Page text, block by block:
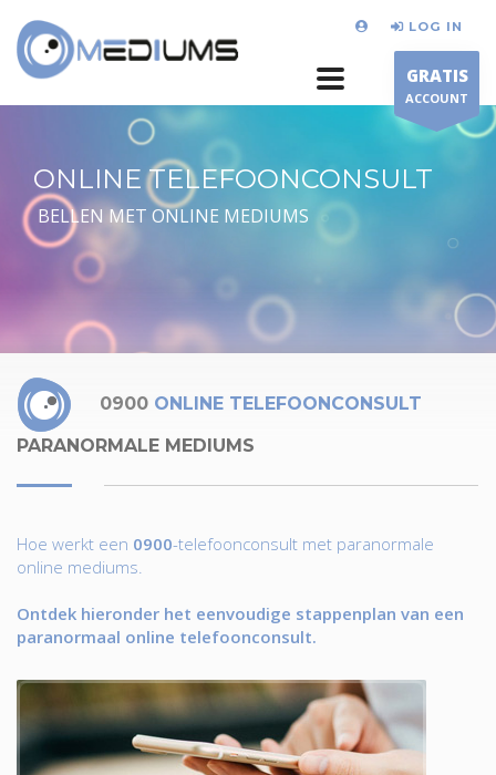
LOG IN
GRATIS
ACCOUNT
ONLINE TELEFOONCONSULT
BELLEN MET ONLINE MEDIUMS
0900 ONLINE TELEFOONCONSULT
PARANORMALE MEDIUMS
Hoe werkt een 0900-telefoonconsult met paranormale
online mediums.
Ontdek hieronder het eenvoudige stappenplan van een
paranormaal online telefoonconsult.